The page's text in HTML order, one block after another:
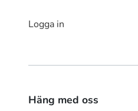
Logga in
Häng med oss